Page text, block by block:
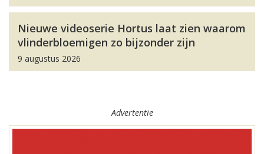
Nieuwe videoserie Hortus laat zien waarom
vlinderbloemigen zo bijzonder zijn
9 augustus 2026
Advertentie